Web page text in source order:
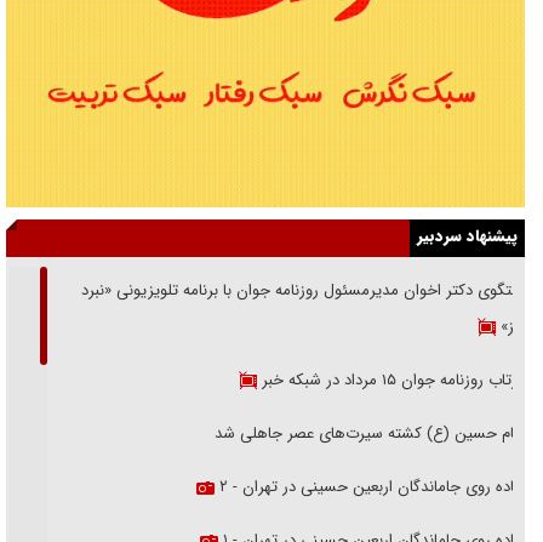
پیشنهاد سردبیر
گفتگوی دکتر اخوان مدیرمسئول روزنامه جوان با برنامه تلویزیونی «نبرد
هرمز»
بازتاب روزنامه جوان ۱۵ مرداد در شبکه خبر
امام حسین (ع) کشته سیرت‌های عصر جاهلی شد
پیاده روی جاماندگان اربعین حسینی در تهران - ۲